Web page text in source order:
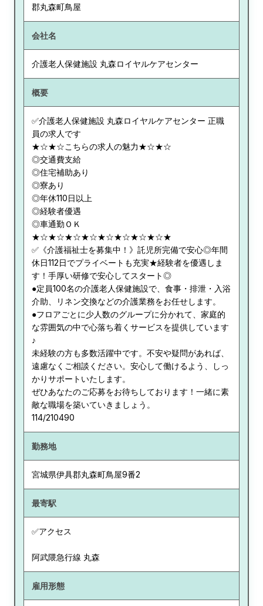
郡丸森町鳥屋
会社名
介護老人保健施設 丸森ロイヤルケアセンター
概要
✅介護老人保健施設 丸森ロイヤルケアセンター 正職
員の求人です
★☆★☆こちらの求人の魅力★☆★☆
◎交通費支給
◎住宅補助あり
◎寮あり
◎年休110日以上
◎経験者優遇
◎車通勤ＯＫ
★☆★☆★☆★☆★☆★☆★☆★☆★
✅《介護福祉士を募集中！》託児所完備で安心◎年間
休日112日でプライベートも充実★経験者を優遇しま
す！手厚い研修で安心してスタート◎
●定員100名の介護老人保健施設で、食事・排泄・入浴
介助、リネン交換などの介護業務をお任せします。
●フロアごとに少人数のグループに分かれて、家庭的
な雰囲気の中で心落ち着くサービスを提供しています
♪
未経験の方も多数活躍中です。不安や疑問があれば、
遠慮なくご相談ください。安心して働けるよう、しっ
かりサポートいたします。
ぜひあなたのご応募をお待ちしております！一緒に素
敵な職場を築いていきましょう。
114/210490
勤務地
宮城県伊具郡丸森町鳥屋9番2
最寄駅
✅アクセス
阿武隈急行線 丸森
雇用形態